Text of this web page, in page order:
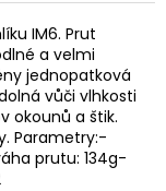
IM6. Prut
a velmi
jednopatková
vůči vlhkosti
okounů a štik.
Parametry:-
prutu: 134g-